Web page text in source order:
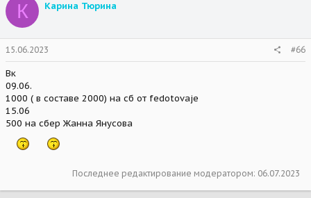
i
o
n
s
:
К Карина Тюрина
15.06.2023 #66
Вк
09.06.
1000 ( в составе 2000) на сб от fedotovaje
15.06
500 на сбер Жанна Янусова
Последнее редактирование модератором: 06.07.2023